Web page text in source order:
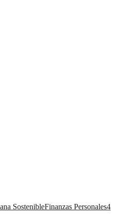
SostenibleFinanzas Personales4